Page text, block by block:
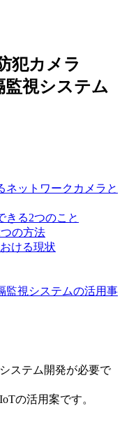
犯カメラ
監視システム
ネットワークカメラと
きる2つのこと
の方法
ける現状
監視システムの活用事
ステム開発が必要で
の活用案です。